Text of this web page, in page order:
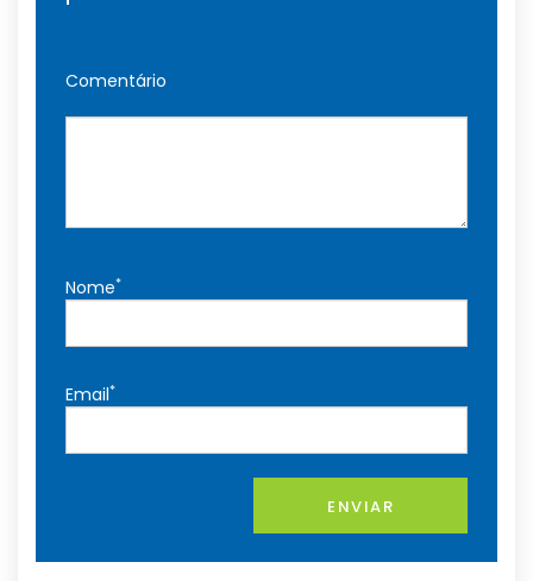
Comentário
Nome*
Email*
ENVIAR